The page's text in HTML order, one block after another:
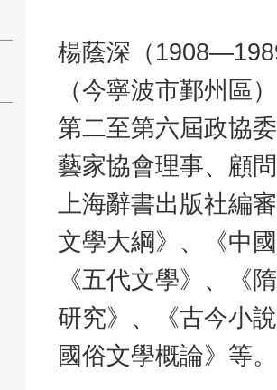
楊蔭深（
（今寧波市鄞州區
第二至第六屆政協
藝家協會理事、顧
上海辭書出版社編
文學大綱》、《中
《五代文學》、《
研究》、《古今小
國俗文學概論》等。